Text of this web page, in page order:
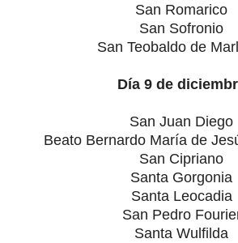
San Romarico
San Sofronio
San Teobaldo de
Día 9 de
San Juan Diego
Beato Bernardo María de
San Cipriano
Santa Gorgonia
Santa Leocadia
San Pedro
Santa Wulfilda